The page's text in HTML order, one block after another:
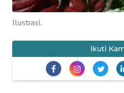
Ilustrasi.
Ikuti
KONTAK
KAMI